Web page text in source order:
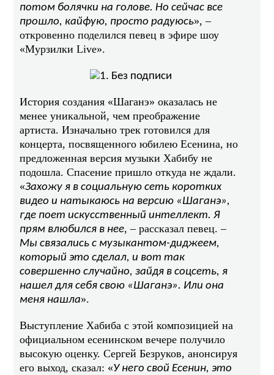
потом болячки на голове. Но сейчас все
прошло, кайфую, просто радуюсь», –
откровенно поделился певец в эфире шоу
«Мурзилки Live».
История создания «Шаганэ» оказалась не
менее уникальной, чем преображение
артиста. Изначально трек готовился для
концерта, посвященного юбилею Есенина, но
предложенная версия музыки Хабибу не
подошла. Спасение пришло откуда не ждали.
«Захожу я в социальную сеть коротких
видео и натыкаюсь на версию «Шаганэ»,
где поет искусственный интеллект. Я
прям влюбился в нее, – рассказал певец. –
Мы связались с музыкантом-диджеем,
который это сделал, и вот так
совершенно случайно, зайдя в соцсеть, я
нашел для себя свою «Шаганэ». Или она
меня нашла».
Выступление Хабиба с этой композицией на
официальном есенинском вечере получило
высокую оценку. Сергей Безруков, анонсируя
его выход, сказал: «У него свой Есенин, это